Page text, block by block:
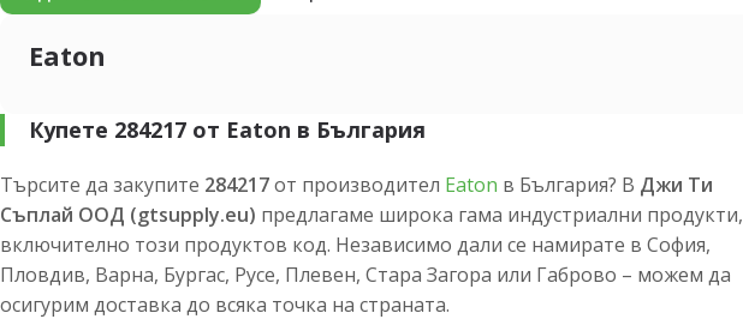
Eaton
Купете 284217 от Eaton в България
Търсите да закупите 284217от производител Eaton в България? В Джи Ти
Съплай ООД (gtsupply.eu) предлагаме широка гама индустриални продукти,
включително този продуктов код. Независимо дали се намирате в София,
Пловдив, Варна, Бургас, Русе, Плевен, Стара Загора или Габрово – можем да
осигурим доставка до всяка точка на страната.